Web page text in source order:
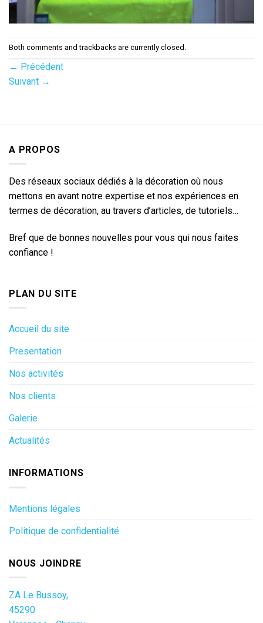
Both comments and trackbacks are currently closed.
← Précédent
Suivant →
A PROPOS
Des réseaux sociaux dédiés à la décoration où nous
mettons en avant notre expertise et nos expériences en
termes de décoration, au travers d’articles, de tutoriels…
Bref que de bonnes nouvelles pour vous qui nous faites
confiance !
PLAN DU SITE
Accueil du site
Presentation
Nos activités
Nos clients
Galerie
Actualités
INFORMATIONS
Mentions légales
Politique de confidentialité
NOUS JOINDRE
ZA Le Bussoy,
45290